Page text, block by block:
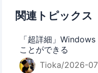
関連トピックス
「超詳細」
ことができる
Tioka/2026-